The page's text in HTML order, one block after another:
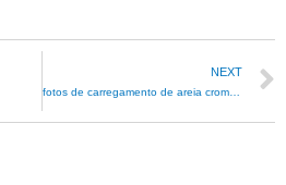
NEXT
fotos de carregamento de areia cromítica